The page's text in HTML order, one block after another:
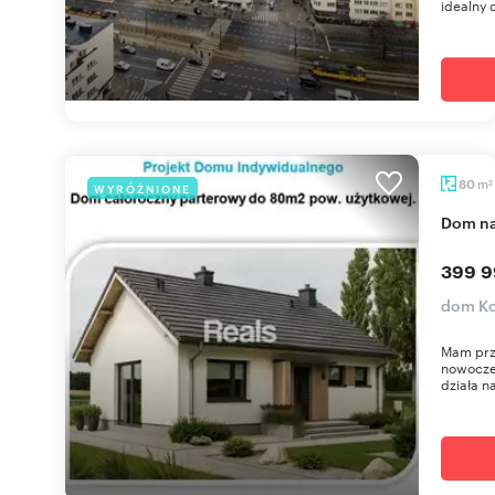
idealny
WYRÓŻNIONE 80 m2
dom
399
dom
Mam
działa